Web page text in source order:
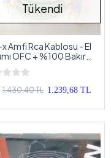
Tükendi
Amfi Rca Kablosu - El
OFC + %100 Bakır
Yapmaz - 2 Giriş 4
Anfi Rca Kablosu - 5
1.430,40 TL 1.239,68 TL